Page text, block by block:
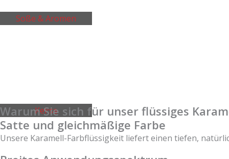
Soße & Aromen
Kekse
Warum Sie sich für unser flüssiges
Satte und gleichmäßige Farbe
Unsere Karamell-Farbflüssigkeit liefert einen tiefen,